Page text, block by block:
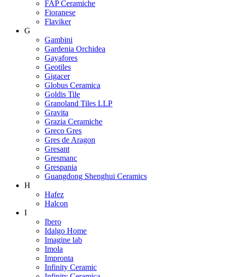
FAP Ceramiche
Fioranese
Flaviker
G
Gambini
Gardenia Orchidea
Gayafores
Geotiles
Gigacer
Globus Ceramica
Goldis Tile
Granoland Tiles LLP
Gravita
Grazia Ceramiche
Greco Gres
Gres de Aragon
Gresant
Gresmanc
Grespania
Guangdong Shenghui Ceramics
H
Hafez
Halcon
I
Ibero
Idalgo Home
Imagine lab
Imola
Impronta
Infinity Ceramic